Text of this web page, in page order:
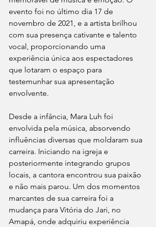
evento foi no último dia 17 de
novembro de 2021, e a artista brilhou
com sua presença cativante e talento
vocal, proporcionando uma
experiência única aos espectadores
que lotaram o espaço para
testemunhar sua apresentação
envolvente.
Desde a infância, Mara Luh foi
envolvida pela música, absorvendo
influências diversas que moldaram sua
carreira. Iniciando na igreja e
posteriormente integrando grupos
locais, a cantora encontrou sua paixão
e não mais parou. Um dos momentos
marcantes de sua carreira foi a
mudança para Vitória do Jari, no
Amapá, onde adquiriu experiência